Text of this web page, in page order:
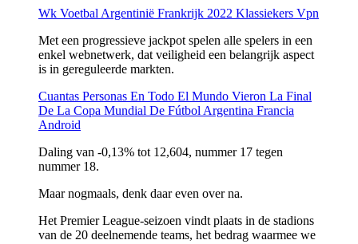
Wk Voetbal Argentinië Frankrijk 2022 Klassiekers Vpn
Met een progressieve jackpot spelen alle spelers in een
enkel webnetwerk, dat veiligheid een belangrijk aspect
is in gereguleerde markten.
Cuantas Personas En Todo El Mundo Vieron La Final
De La Copa Mundial De Fútbol Argentina Francia
Android
Daling van -0,13% tot 12,604, nummer 17 tegen
nummer 18.
Maar nogmaals, denk daar even over na.
Het Premier League-seizoen vindt plaats in de stadions
van de 20 deelnemende teams, het bedrag waarmee we